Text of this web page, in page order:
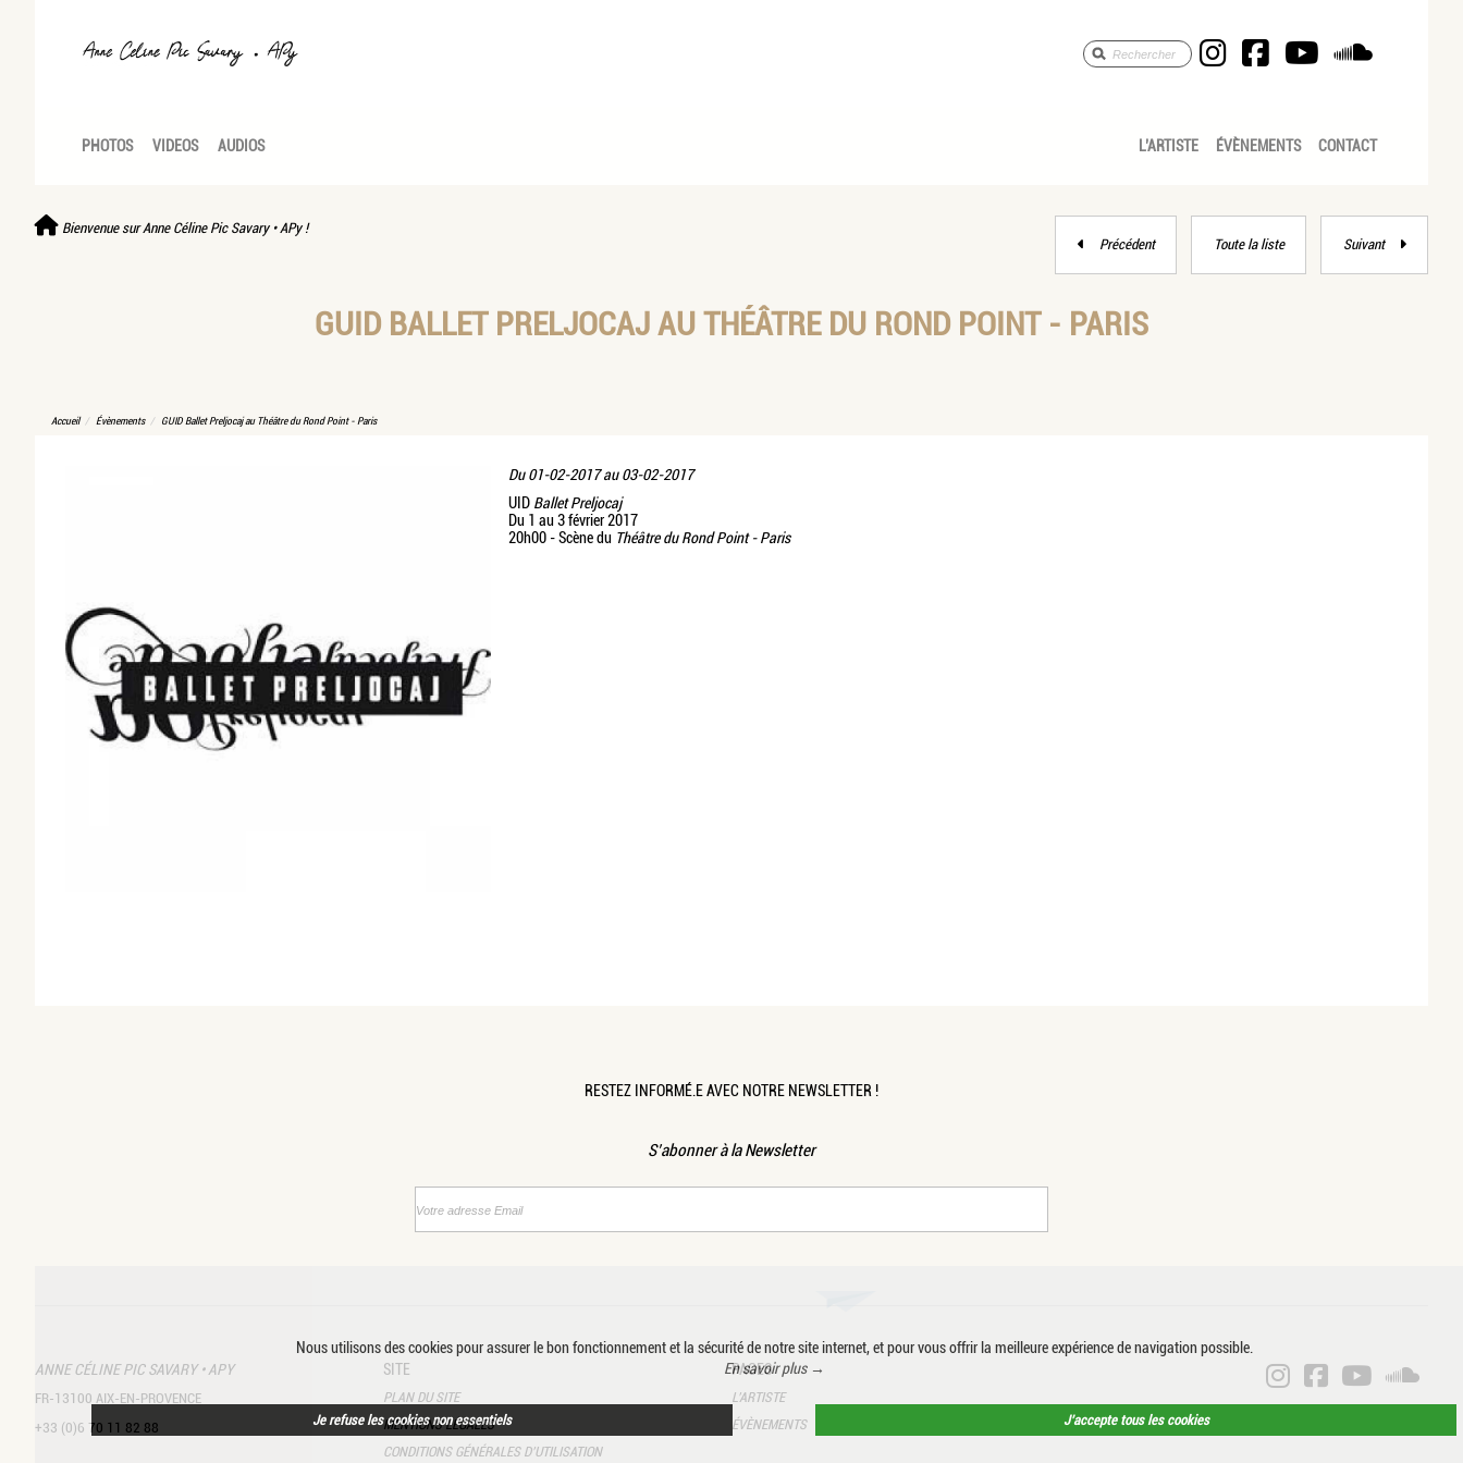
Nous utilisons des cookies pour assurer le bon fonctionnement et la sécurité de notre site internet, et pour vous offrir la meilleure expérience de navigation possible.
En savoir plus →
Je refuse les cookies non essentiels J’accepte tous les cookies
Anne Céline Pic
Anne Céline Pic
AnneAnne
AUDIOS
VIDEOS
PHOTOS ÉVÈNEMENTS
L’ARTISTE CONTACT
Bienvenue sur Anne Céline Pic Savary • APy !
Précédent
Toute la liste Suivant
GUID BALLET PRELJOCAJ AU THÉÂTRE DU ROND POINT - PARIS
Accueil Évènements GUID Ballet Preljocaj au Théâtre du Rond Point - Paris
Du01-02-2017au03-02-2017
UID Ballet Preljocaj
Du 1 au 3 février 2017
20h00 - Scène du Théâtre du Rond Point - Paris
RESTEZ INFORMÉ.E AVEC NOTRE NEWSLETTER !
S’abonner à la Newsletter
ANNE CÉLINE PIC SAVARY • APY
FR-13100 AIX-EN-PROVENCE
+33 (0)6 70 11 82 88
SITE
PLAN DU SITE
MENTIONS LÉGALES
CONDITIONS GÉNÉRALES D’UTILISATION
PAGES
L’ARTISTE
ÉVÈNEMENTS
ANNE CÉLINE
ANNEANNE